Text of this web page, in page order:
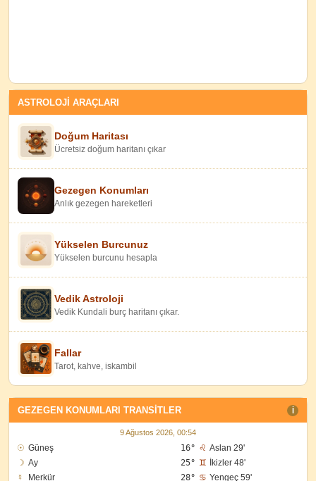
ASTROLOJİ ARAÇLARI
Doğum Haritası
Ücretsiz doğum haritanı çıkar
Gezegen Konumları
Anlık gezegen hareketleri
Yükselen Burcunuz
Yükselen burcunu hesapla
Vedik Astroloji
Vedik Kundali burç haritanı çıkar.
Fallar
Tarot, kahve, iskambil
GEZEGEN KONUMLARI TRANSITLER I
9 Ağustos 2026, 00:54
☉ Güneş 16° ♌ Aslan 29'
☽ Ay 25° ♊
İkizler 48'
☿
Merkür 28° ♋ Yengeç 59'